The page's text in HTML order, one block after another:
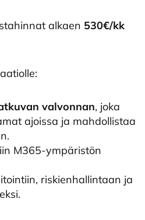
alkaen 530€/kk
valvonnan, joka
ajoissa ja mahdollistaa
M365-ympäristön
riskienhallintaan ja